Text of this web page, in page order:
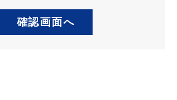
いただいた個人情報について管理責任者を